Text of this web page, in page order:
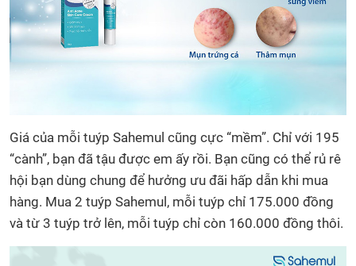
Giá của mỗi tuýp Sahemul cũng cực “mềm”. Chỉ với 195
“cành”, bạn đã tậu được em ấy rồi. Bạn cũng có thể rủ rê
hội bạn dùng chung để hưởng ưu đãi hấp dẫn khi mua
hàng. Mua 2 tuýp Sahemul, mỗi tuýp chỉ 175.000 đồng
và từ 3 tuýp trở lên, mỗi tuýp chỉ còn 160.000 đồng thôi.